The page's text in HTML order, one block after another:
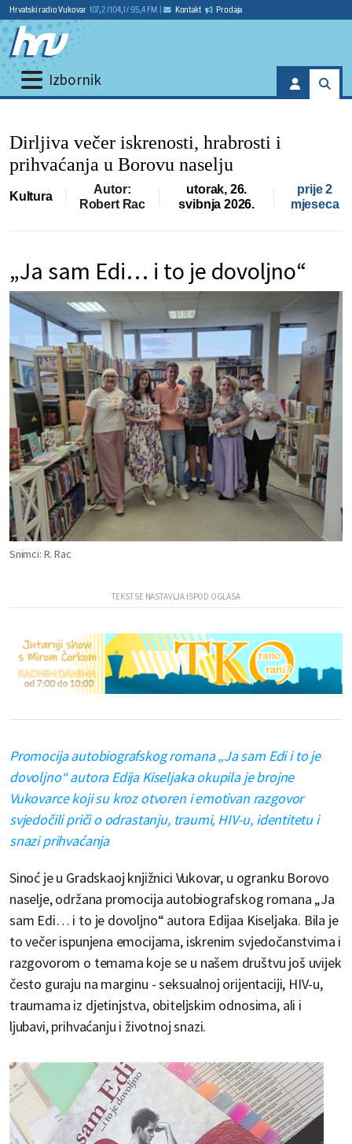
Hrvatski radio Vukovar 107,2 / 104,1 / 95,4 FM Kontakt Prodaja
Izbornik
Dirljiva večer iskrenosti, hrabrosti i
prihvaćanja u Borovu naselju
Kultura
Autor:
Robert Rac
utorak, 26.
svibnja 2026.
prije 2
mjeseca
„Ja sam Edi… i to je dovoljno“
Snimci: R. Rac
Promocija autobiografskog romana „Ja sam Edi i to je
dovoljno“ autora Edija Kiseljaka okupila je brojne
Vukovarce koji su kroz otvoren i emotivan razgovor
svjedočili priči o odrastanju, traumi, HIV-u, identitetu i
snazi prihvaćanja
Sinoć je u Gradskaoj knjižnici Vukovar, u ogranku Borovo
naselje, održana promocija autobiografskog romana „Ja
sam Edi… i to je dovoljno“ autora Edijaa Kiseljaka. Bila je
to večer ispunjena emocijama, iskrenim svjedočanstvima i
razgovorom o temama koje se u našem društvu još uvijek
često guraju na marginu - seksualnoj orijentaciji, HIV-u,
traumama iz djetinjstva, obiteljskim odnosima, ali i
ljubavi, prihvaćanju i životnoj snazi.